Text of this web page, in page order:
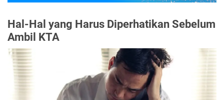
Hal-Hal yang Harus Diperhatikan Sebelum
Ambil KTA